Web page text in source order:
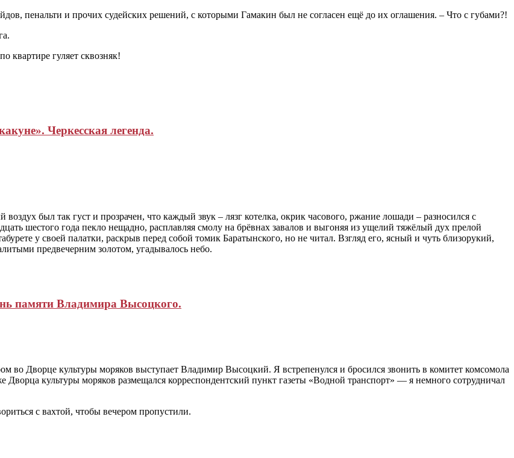
пенальти и прочих судейских решений, с которыми Гамакин был не согласен ещё до их оглашения. – Что с губами?!
квартире гуляет сквозняк!
Черкесская легенда.
был так густ и прозрачен, что каждый звук – лязг котелка, окрик часового, ржание лошади – разносился с
шестого года пекло нещадно, расплавляя смолу на брёвнах завалов и выгоняя из ущелий тяжёлый дух прелой
у своей палатки, раскрыв перед собой томик Баратынского, но не читал. Взгляд его, ясный и чуть близорукий,
предвечерним золотом, угадывалось небо.
памяти Владимира Высоцкого.
во Дворце культуры моряков выступает Владимир Высоцкий. Я встрепенулся и бросился звонить в комитет комсомола
культуры моряков размещался корреспондентский пункт газеты «Водной транспорт» — я немного сотрудничал
с вахтой, чтобы вечером пропустили.